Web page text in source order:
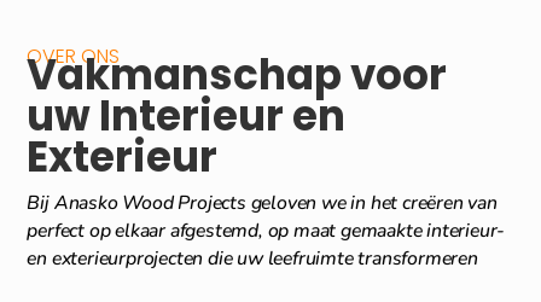
OVER ONS
Vakmanschap voor
uw Interieur en
Exterieur
Bij Anasko Wood Projects geloven we in het creëren van
perfect op elkaar afgestemd, op maat gemaakte interieur-
en exterieurprojecten die uw leefruimte transformeren